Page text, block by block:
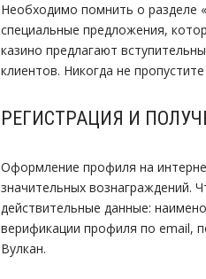
Необходимо помнить о разделе
специальные предложения,
казино предлагают
клиентов. Никогда не
РЕГИСТРАЦИЯ И
Оформление профиля на
значительных вознаграждений.
действительные данные:
верификации профиля по email,
Вулкан.